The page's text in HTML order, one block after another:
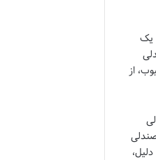
یک
از